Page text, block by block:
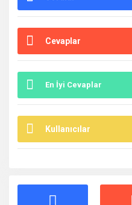
Cevaplar
En İyi Cevaplar
Kullanıcılar
İstatistikler